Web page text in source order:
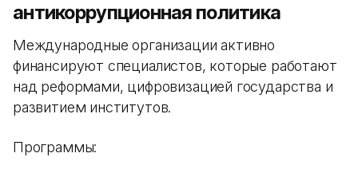
антикоррупционная политика
Международные организации активно
финансируют специалистов, которые работают
над реформами, цифровизацией государства и
развитием институтов.
Программы: